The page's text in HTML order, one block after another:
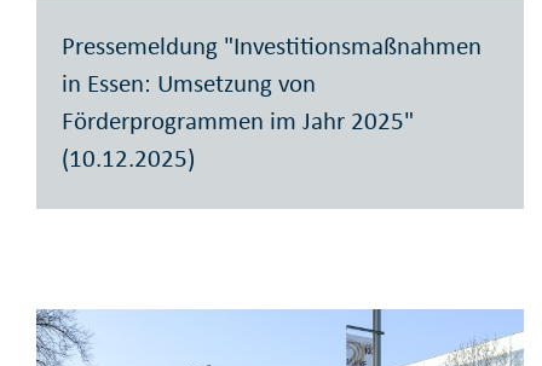
Pressemeldung "Investitionsmaßnahmen
in Essen: Umsetzung von
Förderprogrammen im Jahr 2025"
(10.12.2025)